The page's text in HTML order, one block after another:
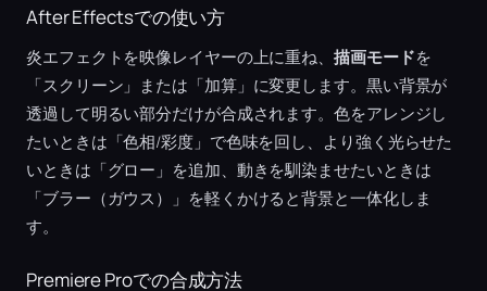
After Effectsでの使い方
炎エフェクトを映像レイヤーの上に重ね、描画モードを
「スクリーン」または「加算」に変更します。黒い背景が
透過して明るい部分だけが合成されます。色をアレンジし
たいときは「色相/彩度」で色味を回し、より強く光らせた
いときは「グロー」を追加、動きを馴染ませたいときは
「ブラー（ガウス）」を軽くかけると背景と一体化しま
す。
Premiere Proでの合成方法